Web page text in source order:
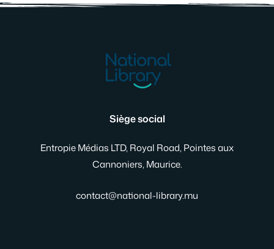
Siège social
Entropie Médias LTD, Royal Road, Pointes aux
Cannoniers, Maurice.
contact@national-library.mu